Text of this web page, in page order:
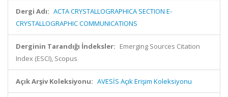
Dergi Adı: ACTA CRYSTALLOGRAPHICA SECTION E-
CRYSTALLOGRAPHIC COMMUNICATIONS
Derginin Tarandığı İndeksler: Emerging Sources Citation
Index (ESCI), Scopus
Açık Arşiv Koleksiyonu: AVESİS Açık Erişim Koleksiyonu